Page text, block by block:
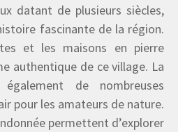
datant de plusieurs siècles,
fascinante de la région.
et les maisons en pierre
authentique de ce village. La
de nombreuses
pour les amateurs de nature.
permettent d’explorer